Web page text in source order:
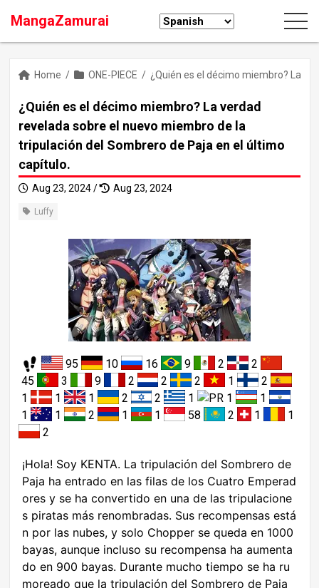
MangaZamurai
Home / ONE-PIECE / ¿Quién es el décimo miembro? La
¿Quién es el décimo miembro? La verdad
revelada sobre el nuevo miembro de la
tripulación del Sombrero de Paja en el último
capítulo.
Aug 23, 2024 / Aug 23, 2024
Luffy
95 10 16 9 2
2
45
3 9 2 2 2 1
2
1
1 1 2 2 1 1
1
1
1 2 1 1 58 2 1
1
2
¡Hola! Soy KENTA. La tripulación del Sombrero de
Paja ha entrado en las filas de los Cuatro Emperad
ores y se ha convertido en una de las tripulacione
s piratas más renombradas. Sus recompensas está
n por las nubes, y solo Chopper se queda en 1000
bayas, aunque incluso su recompensa ha aumenta
do en 900 bayas. Durante mucho tiempo se ha ru
moreado que la tripulación del Sombrero de Paja